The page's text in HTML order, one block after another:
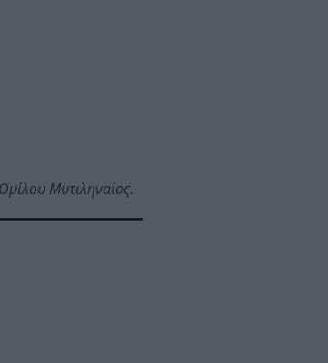
Μυτιληναίος.